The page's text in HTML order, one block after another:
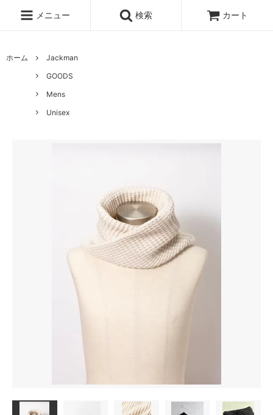
メニュー 検索 カート
ホーム
Jackman
GOODS
Mens
Unisex